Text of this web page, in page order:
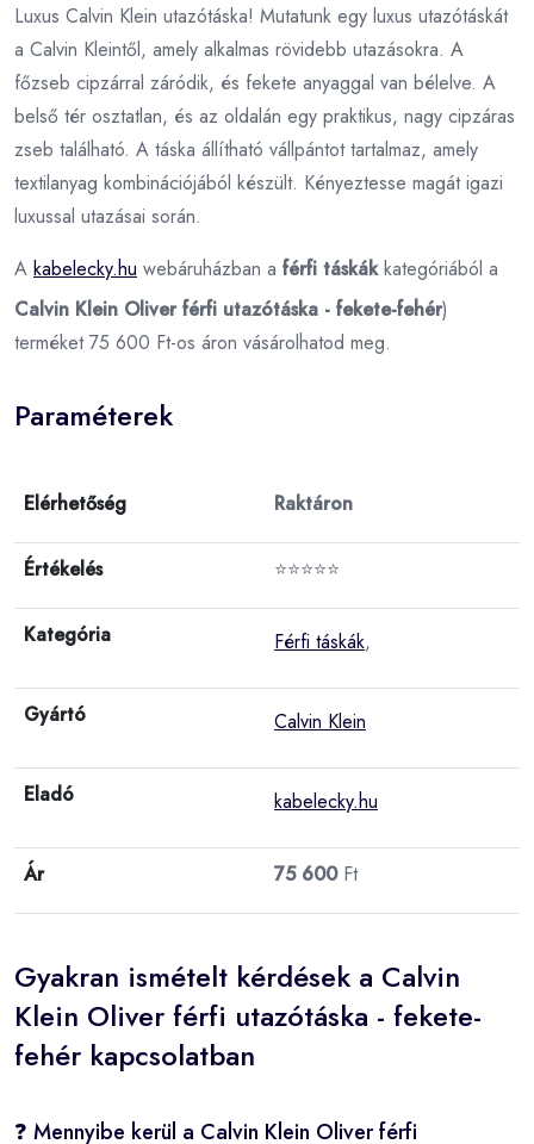
Luxus Calvin Klein utazótáska! Mutatunk egy luxus utazótáskát
a Calvin Kleintől, amely alkalmas rövidebb utazásokra. A
főzseb cipzárral záródik, és fekete anyaggal van bélelve. A
belső tér osztatlan, és az oldalán egy praktikus, nagy cipzáras
zseb található. A táska állítható vállpántot tartalmaz, amely
textilanyag kombinációjából készült. Kényeztesse magát igazi
luxussal utazásai során.
A kabelecky.hu webáruházban a férfi táskákkategóriából a
Calvin Klein Oliver férfi utazótáska - fekete-fehér)
terméket 75 600 Ft-os áron vásárolhatod meg.
Paraméterek
Elérhetőség Raktáron
Értékelés ⭐⭐⭐⭐⭐
Kategória Férfi táskák,
Gyártó Calvin Klein
Eladó kabelecky.hu
Ár 75 600Ft
Gyakran ismételt kérdések a Calvin
Klein Oliver férfi utazótáska - fekete-
fehér kapcsolatban
❓ Mennyibe kerül a Calvin Klein Oliver férfi